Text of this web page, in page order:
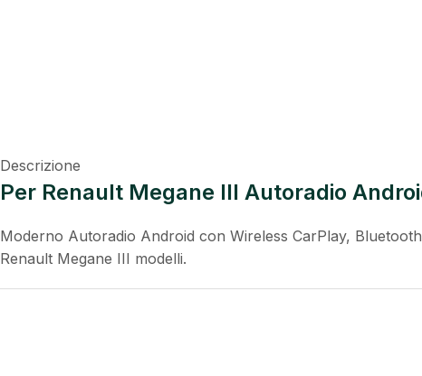
Descrizione
Per Renault Megane III Autoradio
Moderno Autoradio Android con Wireless CarPlay,
Renault Megane III modelli.